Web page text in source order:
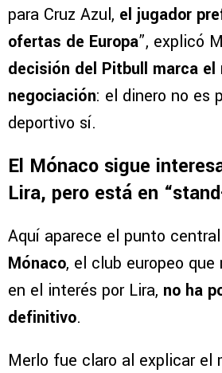
para Cruz Azul, el jugador
ofertas de Europa”, explicó
decisión del Pitbull marca
negociación: el dinero no es
deportivo sí.
El Mónaco sigue
Lira, pero está en
Aquí aparece el punto
Mónaco, el club europeo que
en el interés por Lira, no ha
definitivo.
Merlo fue claro al explicar el